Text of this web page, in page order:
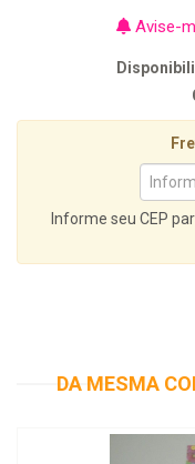
Avise-
Informe seu CEP
DA MESMA